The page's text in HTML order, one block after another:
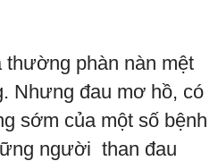
phàn nàn mệt
Nhưng đau mơ hồ, có
sớm của một số bệnh
người than đau